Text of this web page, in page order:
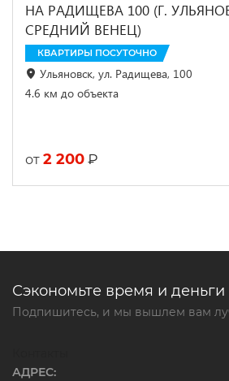
НА РАДИЩЕВА 100 (Г.
СРЕДНИЙ ВЕНЕЦ)
КВАРТИРЫ ПОСУТОЧНО
Ульяновск, ул. Радищева, 100
4.6 км до объекта
от 2 200 ₽
Сэкономьте время и деньги
Подпишитесь, и мы вышлем вам
АДРЕС: